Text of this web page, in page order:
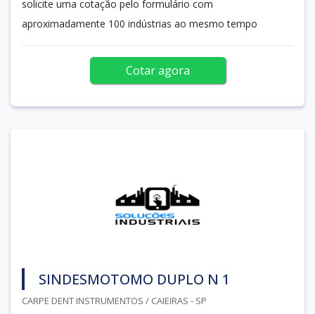
solicite uma cotação pelo formulário com
aproximadamente 100 indústrias ao mesmo tempo
Cotar agora
SINDESMOTOMO DUPLO N 1
CARPE DENT INSTRUMENTOS / CAIEIRAS - SP